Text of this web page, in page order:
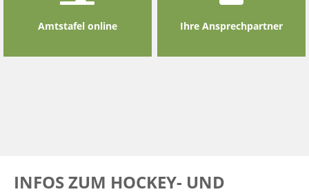
Amtstafel online Ihre Ansprechpartner
INFOS ZUM HOCKEY- UND